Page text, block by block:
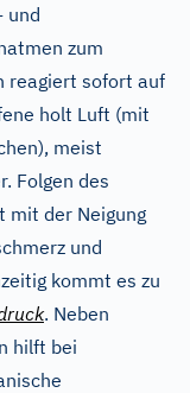
und
zum
reagiert sofort auf
holt Luft (mit
meist
Folgen des
mit der Neigung
und
kommt es zu
. Neben
hilft bei